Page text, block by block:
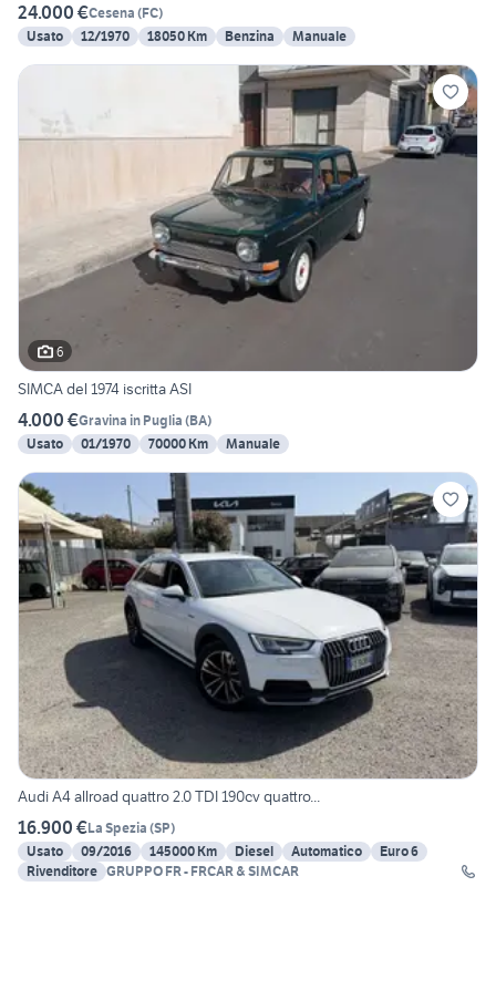
24.000 €Cesena (FC)
Usato
12/1970 18050 Km Benzina Manuale
6
SIMCA del 1974 iscritta ASI
4.000 €Gravina in Puglia (BA)
Usato
01/1970 70000 Km Manuale
Audi A4 allroad quattro 2.0 TDI 190cv quattro...
16.900 €La Spezia (SP)
Usato
09/2016 145000 Km Diesel Automatico
Euro 6
Rivenditore GRUPPO FR - FRCAR & SIMCAR